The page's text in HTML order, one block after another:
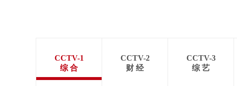
CCTV-1
综 合
CCTV-2
财 经
CCTV-3
综 艺